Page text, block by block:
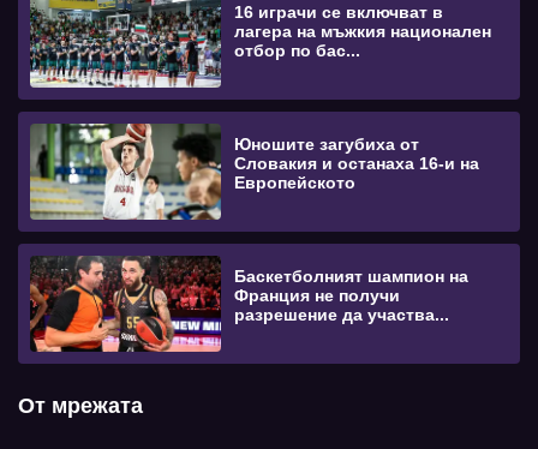
16 играчи се включват в
лагера на мъжкия национален
отбор по бас...
Юношите загубиха от
Словакия и останаха 16-и на
Европейското
Баскетболният шампион на
Франция не получи
разрешение да участва...
От мрежата